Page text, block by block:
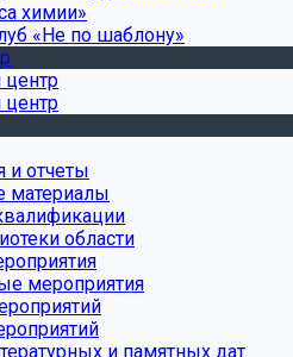
химии»
«Не по шаблону»
центр
центр
и отчеты
материалы
области
мероприятия
и памятных дат